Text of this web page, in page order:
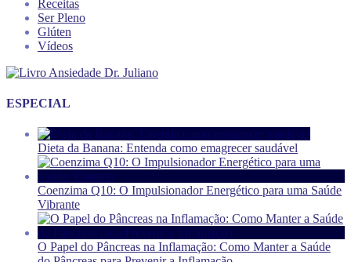
Receitas
Ser Pleno
Glúten
Vídeos
ESPECIAL
Dieta da Banana: Entenda como emagrecer saudável
Coenzima Q10: O Impulsionador Energético para uma Saúde
Vibrante
O Papel do Pâncreas na Inflamação: Como Manter a Saúde